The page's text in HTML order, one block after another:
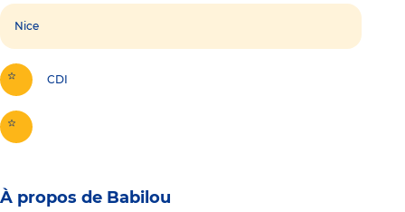
Nice
CDI
À propos de Babilou